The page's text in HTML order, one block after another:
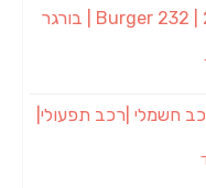
בורגר באשכול | בורגר 232 | Burger 232 | בורגר
חשמלי |רכב תפעולי|